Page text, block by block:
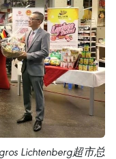
Lichtenberg超市总